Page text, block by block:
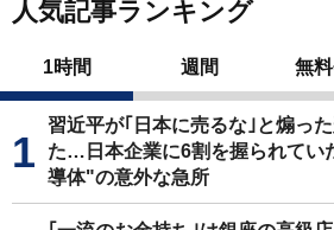
人気記事ランキング
1時間 週間 無
習近平が｢日本に売るな｣と煽っ
た…日本企業に6割を握られてい
導体"の意外な急所